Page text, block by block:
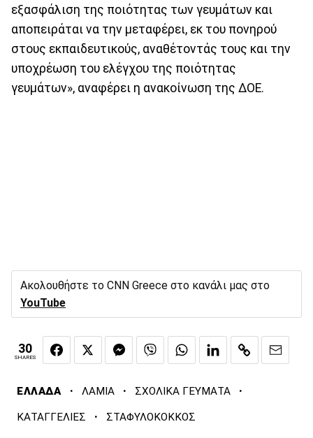
εξασφάλιση της ποιότητας των γευμάτων και
αποπειράται να την μεταφέρει, εκ του πονηρού
στους εκπαιδευτικούς, αναθέτοντάς τους και την
υποχρέωση του ελέγχου της ποιότητας
γευμάτων», αναφέρει η ανακοίνωση της ΔΟΕ.
Ακολουθήστε το CNN Greece στο κανάλι μας στο
YouTube
30
SHARES
ΕΛΛΑΔΑ · ΛΑΜΙΑ · ΣΧΟΛΙΚΑ ΓΕΥΜΑΤΑ ·
ΚΑΤΑΓΓΕΛΙΕΣ · ΣΤΑΦΥΛΟΚΟΚΚΟΣ